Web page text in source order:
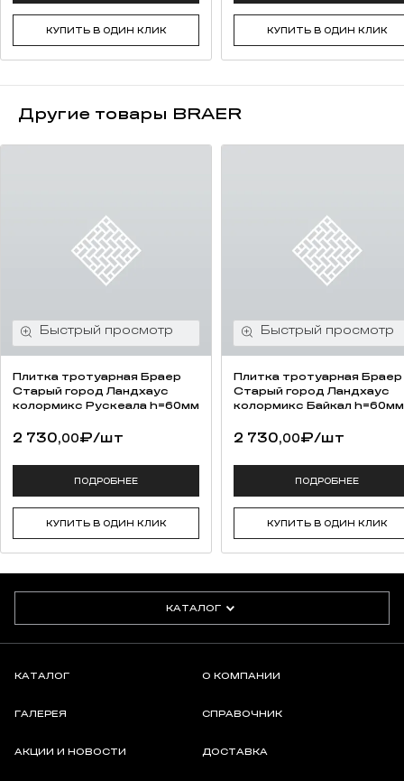
КУПИТЬ В ОДИН КЛИК КУПИТЬ В ОДИН КЛИК
Другие товары BRAER
Плитка тротуарная Браер
Старый город Ландхаус
колормикс Рускеала h=60мм
2 730,00₽/шт
ПОДРОБНЕЕ
КУПИТЬ В ОДИН КЛИК
Плитка тротуарная Браер
Старый город Ландхаус
колормикс Байкал h=60мм
2 730,00₽/шт
ПОДРОБНЕЕ
КУПИТЬ В ОДИН КЛИК
КАТАЛОГ
КАТАЛОГ О КОМПАНИИ
ГАЛЕРЕЯ СПРАВОЧНИК
АКЦИИ И НОВОСТИ ДОСТАВКА